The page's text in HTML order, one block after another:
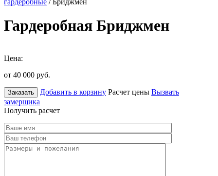
гардеробные / Бриджмен
Гардеробная Бриджмен
Цена:
от 40 000 руб.
Заказать Добавить в корзину Расчет цены Вызвать
замерщика
Получить расчет